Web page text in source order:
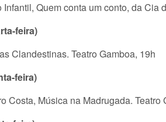
Infantil, Quem conta um conto, da Cia
feira)
Clandestinas. Teatro Gamboa, 19h
feira)
Costa, Música na Madrugada. Teatro